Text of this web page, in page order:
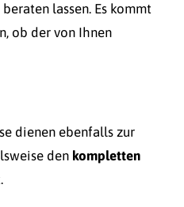
lassen. Es kommt
ob der von Ihnen
dienen ebenfalls zur
den kompletten